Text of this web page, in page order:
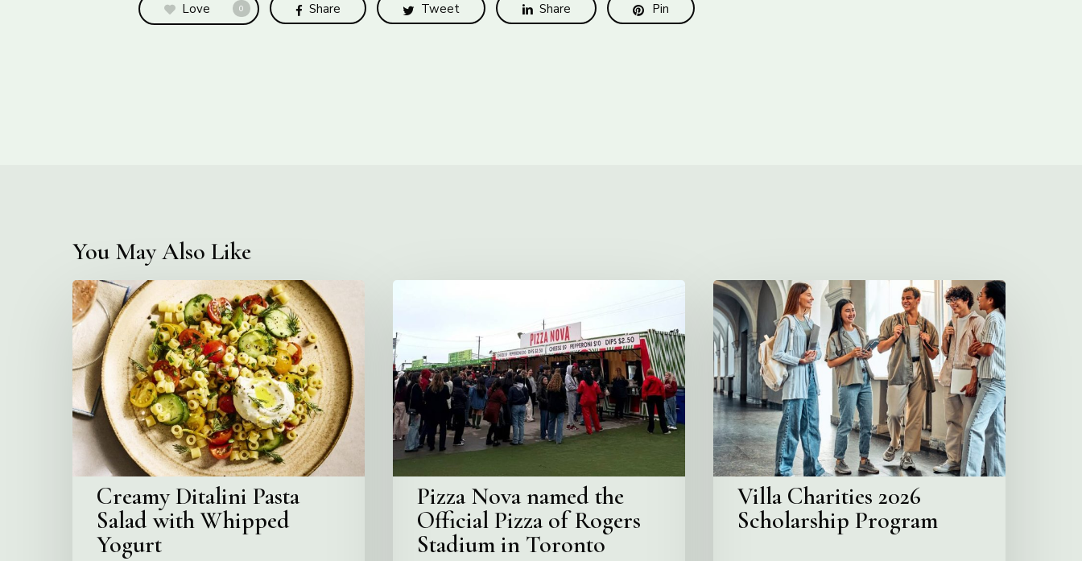
Love 0 Share Tweet Share Pin
You May Also Like
Creamy
Ditalini
Pasta
Salad
with
Whipped
Yogurt
Creamy Ditalini Pasta
Salad with Whipped
Yogurt
Pizza
named
the
Official
Pizza
of
Rogers
Stadium
in
Toronto
Pizza Nova named the
Official Pizza of Rogers
Stadium in Toronto
Villa
Charities
2026
Scholarship
Program
Villa Charities 2026
Scholarship Program